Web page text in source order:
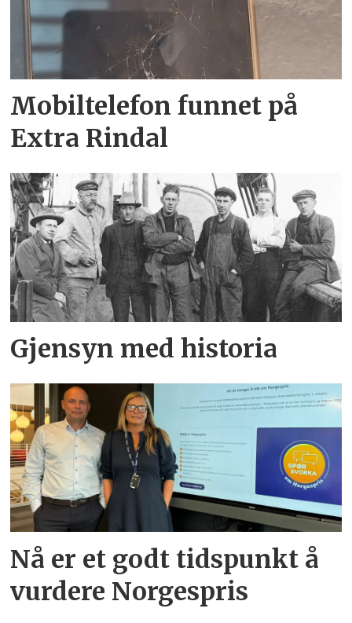
Mobiltelefon funnet på
Extra Rindal
Gjensyn med historia
Nå er et godt tidspunkt å
vurdere Norgespris